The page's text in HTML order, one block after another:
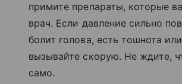
примите препараты, которые
врач. Если давление сильно
болит голова, есть тошнота
вызывайте скорую. Не ждите,
само.